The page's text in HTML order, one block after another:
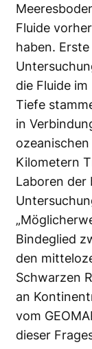
Fluide
haben.
die Fluide
Tiefe
in
Kilometern
Laboren
Bindeglied
den
Schwarzen
an
vom
dieser